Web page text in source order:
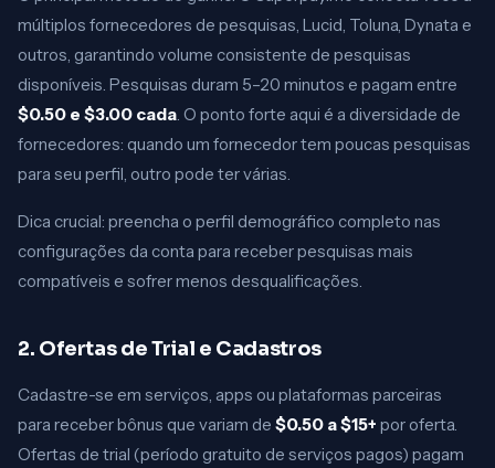
múltiplos fornecedores de pesquisas, Lucid, Toluna, Dynata e
outros, garantindo volume consistente de pesquisas
disponíveis. Pesquisas duram 5–20 minutos e pagam entre
$0.50 e $3.00 cada. O ponto forte aqui é a diversidade de
fornecedores: quando um fornecedor tem poucas pesquisas
para seu perfil, outro pode ter várias.
Dica crucial: preencha o perfil demográfico completo nas
configurações da conta para receber pesquisas mais
compatíveis e sofrer menos desqualificações.
2. Ofertas de Trial e Cadastros
Cadastre-se em serviços, apps ou plataformas parceiras
para receber bônus que variam de $0.50 a $15+ por oferta.
Ofertas de trial (período gratuito de serviços pagos) pagam